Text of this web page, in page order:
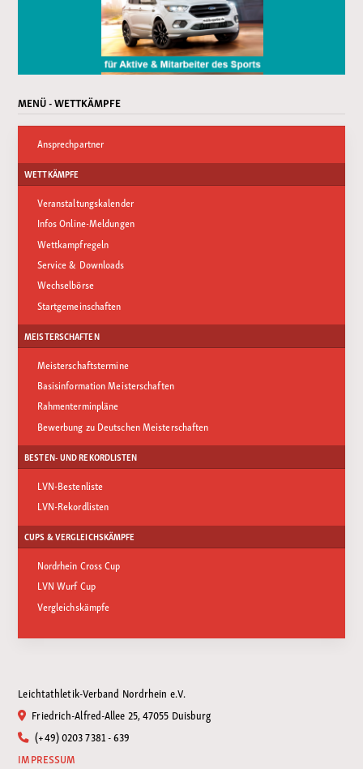
MENÜ - WETTKÄMPFE
Ansprechpartner
WETTKÄMPFE
Veranstaltungskalender
Infos Online-Meldungen
Wettkampfregeln
Service & Downloads
Wechselbörse
Startgemeinschaften
MEISTERSCHAFTEN
Meisterschaftstermine
Basisinformation Meisterschaften
Rahmenterminpläne
Bewerbung zu Deutschen Meisterschaften
BESTEN- UND REKORDLISTEN
LVN-Bestenliste
LVN-Rekordlisten
CUPS & VERGLEICHSKÄMPFE
Nordrhein Cross Cup
LVN Wurf Cup
Vergleichskämpfe
Leichtathletik-Verband Nordrhein e.V.
Friedrich-Alfred-Allee 25, 47055 Duisburg
(+49) 0203 7381 - 639
IMPRESSUM